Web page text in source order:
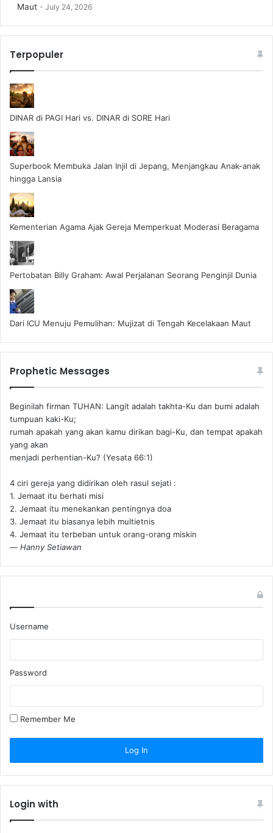
Maut
July 24, 2026
Terpopuler
DINAR di PAGI Hari vs. DINAR di SORE Hari
Superbook Membuka Jalan Injil di Jepang, Menjangkau Anak-anak
hingga Lansia
Kementerian Agama Ajak Gereja Memperkuat Moderasi Beragama
Pertobatan Billy Graham: Awal Perjalanan Seorang Penginjil Dunia
Dari ICU Menuju Pemulihan: Mujizat di Tengah Kecelakaan Maut
Prophetic Messages
Beginilah firman TUHAN: Langit adalah takhta-Ku dan bumi adalah
tumpuan kaki-Ku;
rumah apakah yang akan kamu dirikan bagi-Ku, dan tempat apakah
yang akan
menjadi perhentian-Ku? (Yesata 66:1) ‪
4 ciri gereja yang didirikan oleh rasul sejati :
1. Jemaat itu berhati misi
2. Jemaat itu menekankan pentingnya doa
3. Jemaat itu biasanya lebih multietnis
4. Jemaat itu terbeban untuk orang-orang miskin
— Hanny Setiawan
Username
Password
Remember Me
Login with